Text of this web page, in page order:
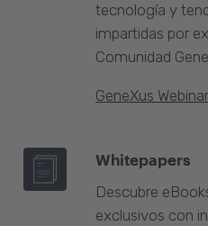
tecnología y
impartidas por
Comunidad
GeneXus
Whitepapers
Descubre
exclusivos con